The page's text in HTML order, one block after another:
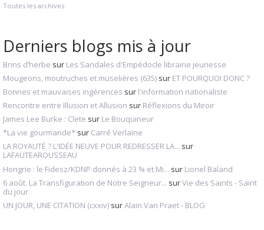
Toutes les archives
Derniers blogs mis à jour
Brins d’herbe sur Les Sandales d'Empédocle librairie jeunesse
Mougeons, moutruches et muselières (635) sur ET POURQUOI DONC ?
Bonnes et mauvaises ingérences sur l'information nationaliste
Rencontre entre Illusion et Allusion sur Réflexions du Miroir
James Lee Burke : Clete sur Le Bouquineur
*La vie gourmande* sur Carré Verlaine
LA ROYAUTÉ ? L'IDÉE NEUVE POUR REDRESSER LA... sur
LAFAUTEAROUSSEAU
Hongrie : le Fidesz/KDNP donnés à 23 % et Mi... sur Lionel Baland
6 août. La Transfiguration de Notre Seigneur... surVie des Saints - Saint
du jour
UN JOUR, UNE CITATION (cxxiv) surAlain Van Praet - BLOG